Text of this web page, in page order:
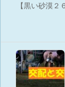
【黒い砂漠